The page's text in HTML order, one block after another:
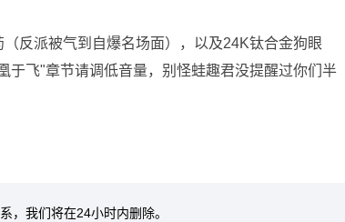
反派被气到自爆名场面），以及24K钛合金狗眼
于飞"章节请调低音量，别怪蛙趣君没提醒过你们半
，我们将在24小时内删除。